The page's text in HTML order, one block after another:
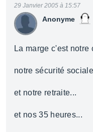
Anonyme
29 Janvier 2005 à 15:57
La marge c'est notre
notre sécurité
et notre retraite...
et nos 35 heures...